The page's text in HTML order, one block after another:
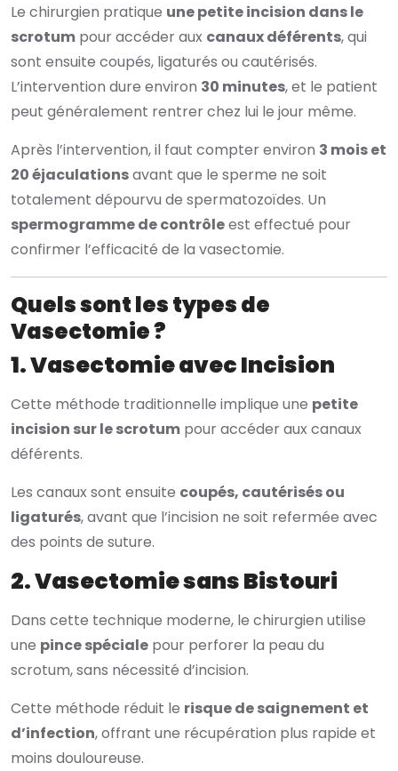
Le chirurgien pratique une petite incision dans le
scrotum pour accéder aux canaux déférents, qui
sont ensuite coupés, ligaturés ou cautérisés.
L’intervention dure environ 30 minutes, et le patient
peut généralement rentrer chez lui le jour même.
Après l’intervention, il faut compter environ 3 mois et
20 éjaculationsavant que le sperme ne soit
totalement dépourvu de spermatozoïdes. Un
spermogramme de contrôleest effectué pour
confirmer l’efficacité de la vasectomie.
Quels sont les types de
Vasectomie ?
1. Vasectomie avec Incision
Cette méthode traditionnelle implique une petite
incision sur le scrotum pour accéder aux canaux
déférents.
Les canaux sont ensuite coupés, cautérisés ou
ligaturés, avant que l’incision ne soit refermée avec
des points de suture.
2. Vasectomie sans Bistouri
Dans cette technique moderne, le chirurgien utilise
une pince spéciale pour perforer la peau du
scrotum, sans nécessité d’incision.
Cette méthode réduit le risque de saignement et
d’infection, offrant une récupération plus rapide et
moins douloureuse.